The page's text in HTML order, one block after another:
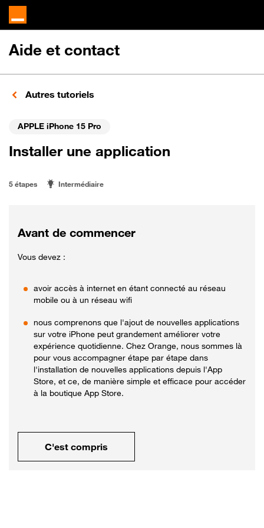
Aide et contact
Autres tutoriels
APPLE iPhone 15 Pro
Installer une application
5 étapes Intermédiaire
Avant de commencer
Vous devez :
avoir accès à internet en étant connecté au réseau
mobile ou à un réseau wifi
nous comprenons que l'ajout de nouvelles applications
sur votre iPhone peut grandement améliorer votre
expérience quotidienne. Chez Orange, nous sommes là
pour vous accompagner étape par étape dans
l'installation de nouvelles applications depuis l'App
Store, et ce, de manière simple et efficace pour accéder
à la boutique App Store.
C'est compris